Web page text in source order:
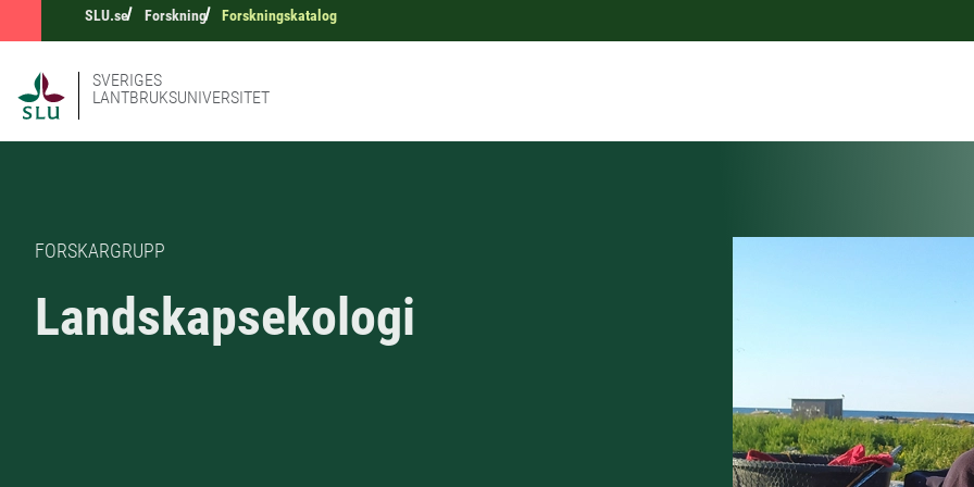
SLU.se Forskning Forskningskatalog
SVERIGES
LANTBRUKSUNIVERSITET
FORSKARGRUPP
Landskapsekologi